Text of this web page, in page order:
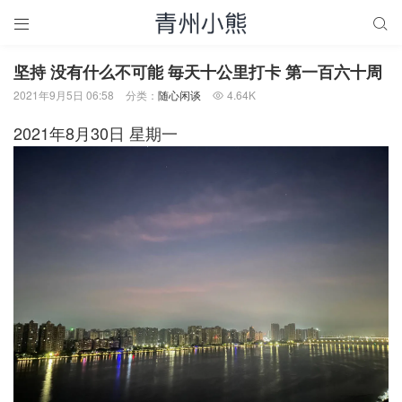
 
坚持 没有什么不可能 毎天十公里打卡 第一百六十周
2021年9月5日 06:58 分类： 随心闲谈  4.64K
2021年8月30日 星期一